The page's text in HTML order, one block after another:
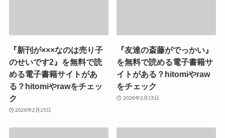
『新刊が×××なのは売り子
のせいです2』を無料で読
める電子書籍サイトがあ
る？hitomiやrawをチェッ
ク
2026年2月15日
『友達の斎藤がでっかい』
を無料で読める電子書籍サ
イトがある？hitomiやraw
をチェック
2026年2月15日